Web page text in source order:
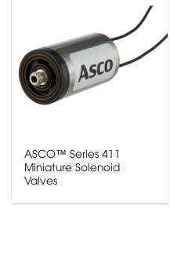
ASCO™ Series 411
Miniature Solenoid
Valves